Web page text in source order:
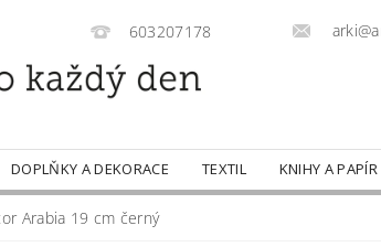
603207178
DOPLŇKY A DEKORACE TEXTIL KNIHY A PAPÍR
Arabia 19 cm černý